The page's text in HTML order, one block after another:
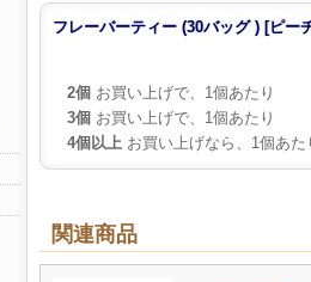
フレーバーティー (30バッグ ) [ピー
2個 お買い上げで、1個あたり
3個 お買い上げで、1個あたり
4個以上 お買い上げなら、1個あた
関連商品